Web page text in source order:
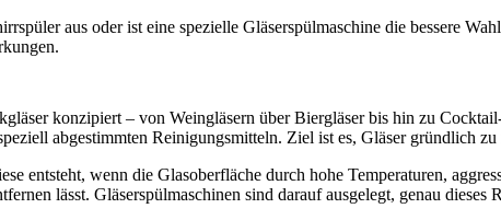
aus oder ist eine spezielle Gläserspülmaschine die bessere
konzipiert – von Weingläsern über Biergläser bis hin zu
abgestimmten Reinigungsmitteln. Ziel ist es, Gläser gründlich
entsteht, wenn die Glasoberfläche durch hohe Temperaturen,
lässt. Gläserspülmaschinen sind darauf ausgelegt, genau dieses